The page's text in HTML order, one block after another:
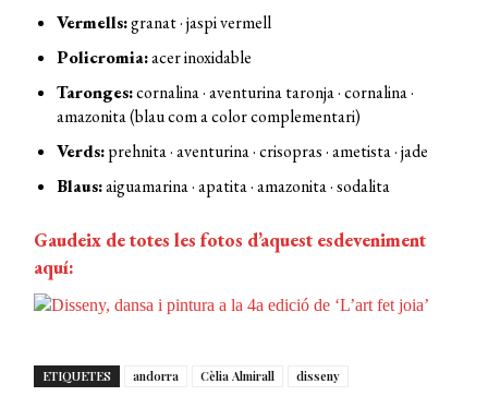
Vermells:granat · jaspi vermell
Policromia:acer inoxidable
Taronges:cornalina · aventurina taronja · cornalina ·
amazonita (blau com a color complementari)
Verds:prehnita · aventurina · crisopras · ametista · jade
Blaus:aiguamarina · apatita · amazonita · sodalita
Gaudeix de totes les fotos d’aquest esdeveniment
aquí:
ETIQUETES andorra Cèlia Almirall
disseny